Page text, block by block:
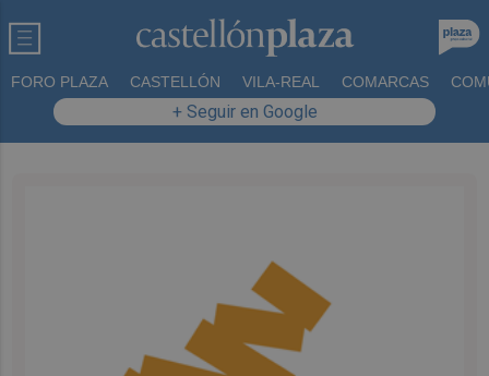
FORO PLAZA CASTELLÓN VILA-REAL COMARCAS
+ Seguir en Google